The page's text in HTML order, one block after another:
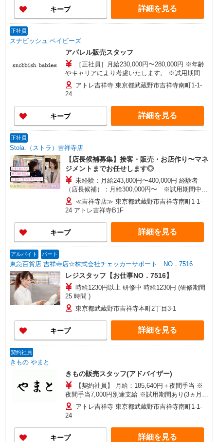
キープ 詳細を見る
正社員
スナビッシュ ベイビーズ
アパレル販売スタッフ
［正社員］月給230,000円〜280,000円 ※年齢
やキャリアにより考慮いたします。 ※試用期間
（3ヶ月間）：時給1,250円〜 ※社会保険完備、財
形貯蓄、確定拠出年金など待遇、各制度も充実し
アトレ吉祥寺 東京都武蔵野市吉祥寺南町1-1-
24
キープ 詳細を見る
正社員
Stola.（ストラ）吉祥寺店
【店長候補募集】接客・販売・お店作り〜マネ
ジメントまでお任せします◎
未経験：月給243,800円〜400,000円 経験者
（店長候補）：月給300,000円〜 ※試用期間中は
270,000円〜 ★固定残業手当：30,800円（月給に
含む） ※経験・能力考慮 ※固定残業時間は1ヶ月
あたり20時間、超過時は追加で残業手当支給 ※月
3万円まで交通費支給 ※試用期間（2〜3ヶ月）も
同条件 【手当】固定残業手当／資格手当／店舗職
制手当／住宅手当（実家外かつ賃貸の場合のみ別
当の種類はエリアにより異なります。詳細は面接
時にお尋ねください。
≪吉祥寺店≫ 東京都武蔵野市吉祥寺南町1-1-
24 アトレ吉祥寺B1F
キープ 詳細を見る
アルバイト パート
東急百貨店 吉祥寺店☆株式会社チェッカーサポート NO．7516
レジスタッフ【お仕事NO．7516】
時給1230円以上 研修中 時給1230円 (研修期間
25 時間 )
東京都武蔵野市吉祥寺本町2丁目3-1
キープ 詳細を見る
契約社員
きもの やまと
きもの販売スタッフ(アドバイザー)
【契約社員】 月給：185,640円＋夜間手当 ※
夜間手当7,000円別途支給 ※試用期間あり(3ヵ月
間、同条件) 契約の更新：有（勤務成績・態度によ
り判断する） 更新上限：60歳まで
アトレ吉祥寺 東京都武蔵野市吉祥寺南町1-1-
24
キープ 詳細を見る